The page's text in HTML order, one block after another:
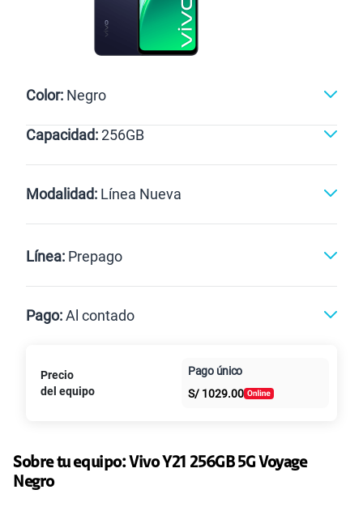
Color: Negro
Negro
Capacidad:256GB
256GB
Modalidad: Línea Nueva
Renovación Celular liberado
Línea: Prepago
Postpago
Pago:Al contado
Al contado Cuotas Claro
intereses
Precio
del equipo
Pago único
S/ 1029.00
Sobre tu equipo: Vivo Y21 256GB 5G Voyage
Negro